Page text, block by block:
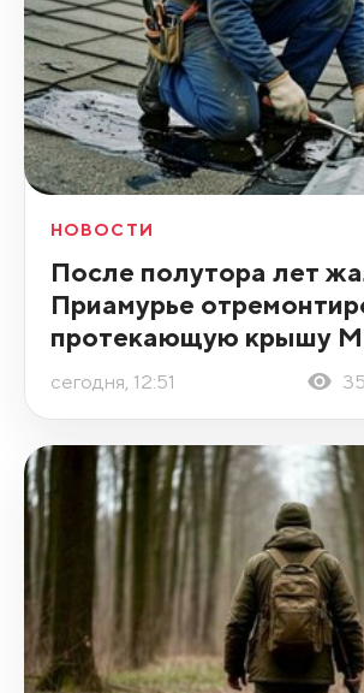
НОВОСТИ
После полутора лет
Приамурье
протекающую крышу
сегодня, 12:51 35